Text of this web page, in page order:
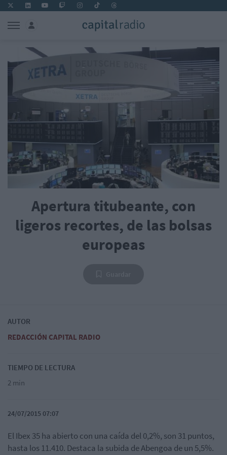
Apertura titubeante, con
ligeros recortes, de las bolsas
europeas
AUTOR
REDACCIÓN CAPITAL RADIO
TIEMPO DE LECTURA
2 min
24/07/2015 07:07
El Ibex 35 ha abierto con una caída del 0,2%, son 31 puntos,
hasta los 11.410. Destaca la subida de Abengoa de un 5,5%.